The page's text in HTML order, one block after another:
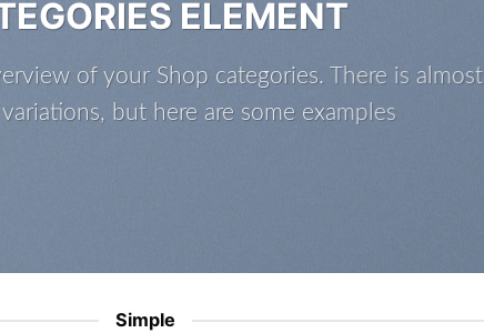
ELEMENT
of your Shop categories. There is almost
but here are some examples.
Simple